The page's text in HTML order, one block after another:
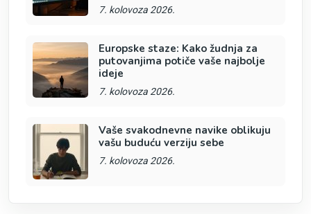
7. kolovoza 2026.
Europske staze: Kako žudnja za
putovanjima potiče vaše najbolje
ideje
7. kolovoza 2026.
Vaše svakodnevne navike oblikuju
vašu buduću verziju sebe
7. kolovoza 2026.